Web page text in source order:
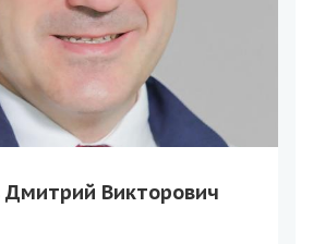
Дмитрий Викторович